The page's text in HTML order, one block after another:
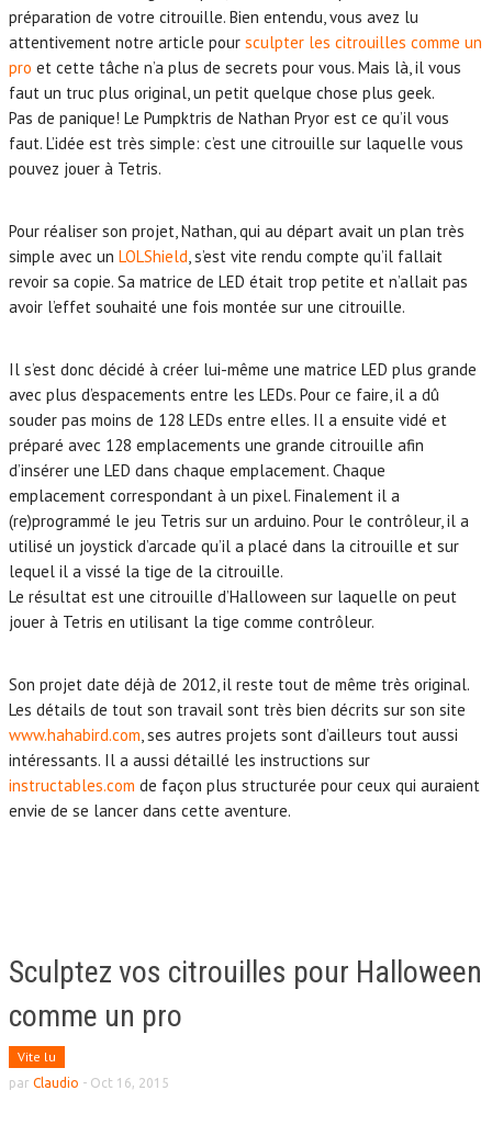
préparation de votre citrouille. Bien entendu, vous avez lu
attentivement notre article pour sculpter les citrouilles comme un
pro et cette tâche n’a plus de secrets pour vous. Mais là, il vous
faut un truc plus original, un petit quelque chose plus geek.
Pas de panique! Le Pumpktris de Nathan Pryor est ce qu’il vous
faut. L’idée est très simple: c’est une citrouille sur laquelle vous
pouvez jouer à Tetris.
Pour réaliser son projet, Nathan, qui au départ avait un plan très
simple avec un LOLShield , s’est vite rendu compte qu’il fallait
revoir sa copie. Sa matrice de LED était trop petite et n’allait pas
avoir l’effet souhaité une fois montée sur une citrouille.
Il s’est donc décidé à créer lui-même une matrice LED plus grande
avec plus d’espacements entre les LEDs. Pour ce faire, il a dû
souder pas moins de 128 LEDs entre elles. Il a ensuite vidé et
préparé avec 128 emplacements une grande citrouille afin
d’insérer une LED dans chaque emplacement. Chaque
emplacement correspondant à un pixel. Finalement il a
(re)programmé le jeu Tetris sur un arduino. Pour le contrôleur, il a
utilisé un joystick d’arcade qu’il a placé dans la citrouille et sur
lequel il a vissé la tige de la citrouille.
Le résultat est une citrouille d’Halloween sur laquelle on peut
jouer à Tetris en utilisant la tige comme contrôleur.
Son projet date déjà de 2012, il reste tout de même très original.
Les détails de tout son travail sont très bien décrits sur son site
www.hahabird.com , ses autres projets sont d’ailleurs tout aussi
intéressants. Il a aussi détaillé les instructions sur
instructables.com de façon plus structurée pour ceux qui auraient
envie de se lancer dans cette aventure.
Sculptez vos citrouilles pour Halloween
comme un pro
Vite lu
par Claudio - Oct 16, 2015